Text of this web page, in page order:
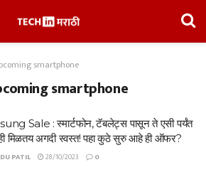
smartphone
smartphone
Sale : स्मार्टफोन, टॅबलेट्स पासून ते एसी पर्यंत
मिळतय अगदी स्वस्त! पहा कुठे सुरु आहे ही ऑफर?
PATIL 28/10/2023 0